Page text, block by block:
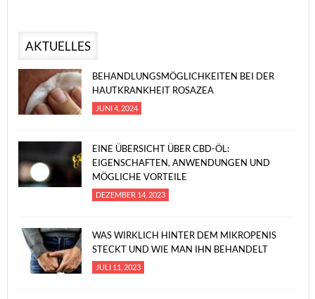
AKTUELLES
BEHANDLUNGSMÖGLICHKEITEN BEI DER
HAUTKRANKHEIT ROSAZEA
JUNI 4, 2024
EINE ÜBERSICHT ÜBER CBD-ÖL:
EIGENSCHAFTEN, ANWENDUNGEN UND
MÖGLICHE VORTEILE
DEZEMBER 14, 2023
WAS WIRKLICH HINTER DEM MIKROPENIS
STECKT UND WIE MAN IHN BEHANDELT
JULI 11, 2023